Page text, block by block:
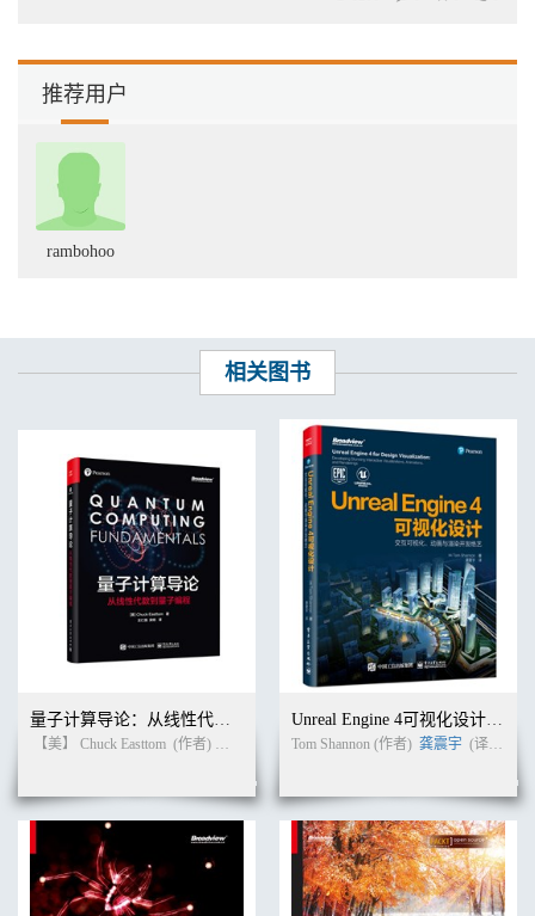
5.1.1 流式数据源80
5.1.2 静态数据源81
5.2.1 以Pull 方式摄取82
5.2.2 用户行为数据摄取案例86
5.2.3 以Push 方式摄取89
5.2.4 索引服务任务相关管理接口91
5.3 静态数据批量摄取94
5.3.1 以索引服务方式摄取94
5.4.2 解决时间窗口问题100
5.5 数据摄取的其他重要知识101
5.5.4 高基数维度优化111
5.6 小结116
第6 章数据查询. . . . . . . . . . . . . . . . . . . . . . . . . . . . . . . . . . . . . . . .
. . . . . . . . . . . . . 117
6.1 查询过程117
6.2 组件118
6.2.1 Filter 118
6.2.2 Aggregator 121
6.2.3 Post-Aggregator 125
6.2.5 Interval 129
6.2.6 Context 130
6.5 TopN 138
6.6 GroupBy 144
6.7 Select 149
6.8 Search 151
6.9 元数据查询153
推荐用户
rambohoo
相关图书
量子计算导论：从线性代数到量子编程
【美】 Chuck Easttom (作者) 王仁强 吴铭 (译者)
Unreal Engine 4可视化设计：交互可视化、动画与渲染开发绝艺
Tom Shannon (作者) 龚震宇 (译者)